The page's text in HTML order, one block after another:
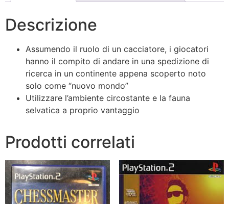
Descrizione
Assumendo il ruolo di un cacciatore, i giocatori
hanno il compito di andare in una spedizione di
ricerca in un continente appena scoperto noto
solo come “nuovo mondo”
Utilizzare l’ambiente circostante e la fauna
selvatica a proprio vantaggio
Prodotti correlati